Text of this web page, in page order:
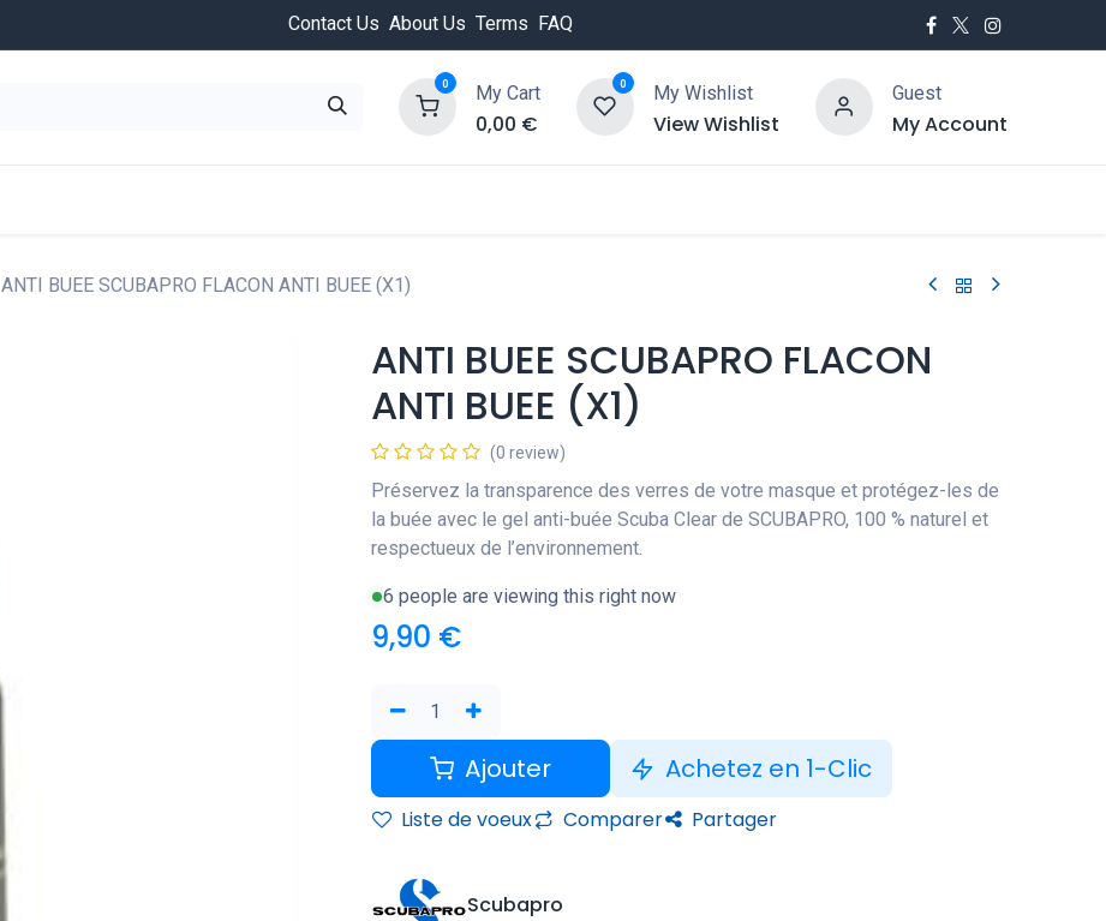
Contact Us About Us Terms FAQ
0 My Cart
0,00 €
0 My Wishlist
View Wishlist
Guest
My Account
HOT
ANTI BUEE SCUBAPRO FLACON ANTI BUEE (X1)
ANTI BUEE SCUBAPRO FLACON
ANTI BUEE (X1)
(0 review)
Préservez la transparence des verres de votre masque et protégez-les de
la buée avec le gel anti-buée Scuba Clear de SCUBAPRO, 100 % naturel et
respectueux de l’environnement.
6 people are viewing this right now
9,90 €
Ajouter Achetez en 1-Clic
Liste de voeux Comparer Partager
Scubapro